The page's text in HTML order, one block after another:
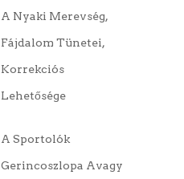
A Nyaki Merevség,
Fájdalom Tünetei,
Korrekciós
Lehetősége
A Sportolók
Gerincoszlopa Avagy